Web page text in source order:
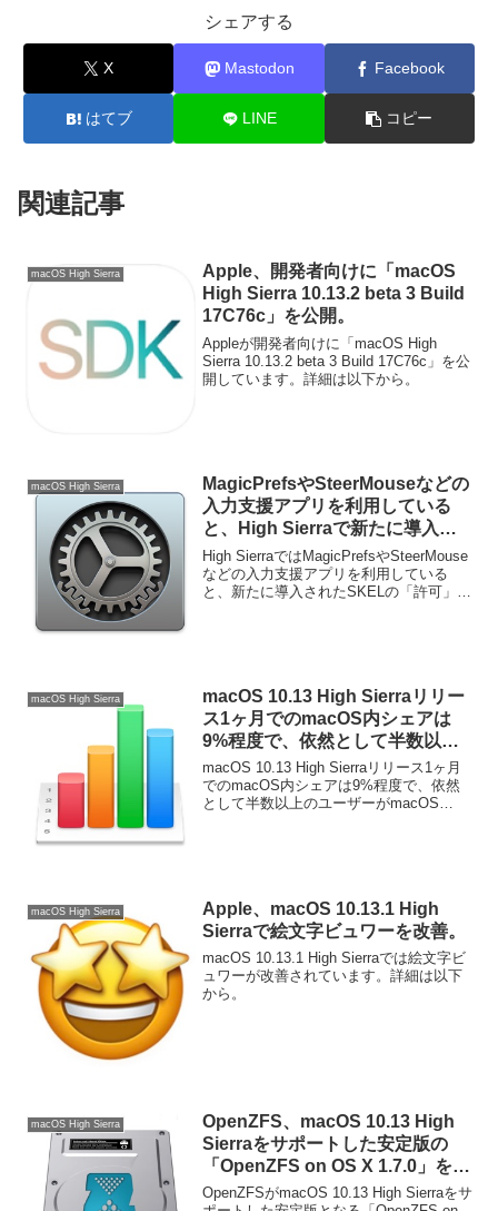
シェアする
X Mastodon Facebook
はてブ LINE コピー
関連記事
macOS High Sierra
Apple、開発者向けに「macOS
High Sierra 10.13.2 beta 3 Build
17C76c」を公開。
Appleが開発者向けに「macOS High
Sierra 10.13.2 beta 3 Build 17C76c」を公
開しています。詳細は以下から。
macOS High Sierra
MagicPrefsやSteerMouseなどの
入力支援アプリを利用している
と、High Sierraで新たに導入さ
れたSKELの許可ボタンが押せな
い不具合。
High SierraではMagicPrefsやSteerMouse
などの入力支援アプリを利用している
と、新たに導入されたSKELの「許可」ボ
macOS High Sierra
macOS 10.13 High Sierraリリー
ス1ヶ月でのmacOS内シェアは
9%程度で、依然として半数以上
がmacOS 10.12 Sierraを利用。
macOS 10.13 High Sierraリリース1ヶ月
でのmacOS内シェアは9%程度で、依然
として半数以上のユーザーがmacOS
macOS High Sierra
Apple、macOS 10.13.1 High
Sierraで絵文字ビュワーを改善。
macOS 10.13.1 High Sierraでは絵文字ビ
ュワーが改善されています。詳細は以下
から。
macOS High Sierra
OpenZFS、macOS 10.13 High
Sierraをサポートした安定版の
「OpenZFS on OS X 1.7.0」をリ
リース。
OpenZFSがmacOS 10.13 High Sierraをサ